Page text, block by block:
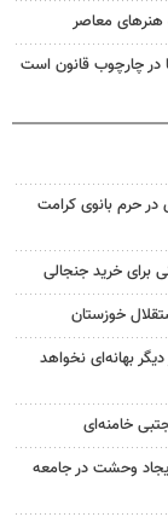
هنرهای معاصر
در چارچوب قانون است
حرم بانوی کرامت
برای خرید جنجالی
خوزستان
بهانه‌ای نخواهد
خامنه‌ای
وحشت در جامعه